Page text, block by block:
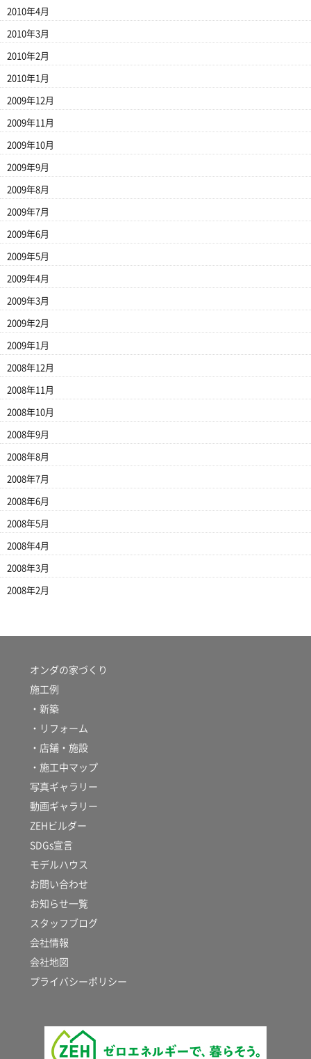
2010年4月
2010年3月
2010年2月
2010年1月
2009年12月
2009年11月
2009年10月
2009年9月
2009年8月
2009年7月
2009年6月
2009年5月
2009年4月
2009年3月
2009年2月
2009年1月
2008年12月
2008年11月
2008年10月
2008年9月
2008年8月
2008年7月
2008年6月
2008年5月
2008年4月
2008年3月
2008年2月
オンダの家づくり
施工例
・新築
・リフォーム
・店舗・施設
・施工中マップ
写真ギャラリー
動画ギャラリー
ZEHビルダー
SDGs宣言
モデルハウス
お問い合わせ
お知らせ一覧
スタッフブログ
会社情報
会社地図
プライバシーポリシー